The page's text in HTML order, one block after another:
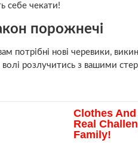
себе чекати!
порожнечі
потрібні нові черевики,
волі розлучитись з вашими